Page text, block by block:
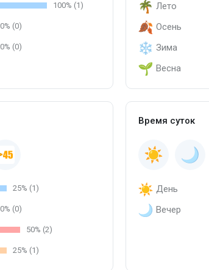
100% (1)
0% (0)
0% (0)
Лето
Осень
Зима
Весна
25% (1)
0% (0)
50% (2)
25% (1)
Время суток
День
Вечер